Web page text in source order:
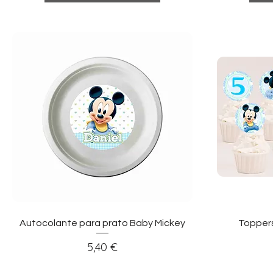
Visualização rápida
Autocolante para prato Baby Mickey
Preço
5,40 €